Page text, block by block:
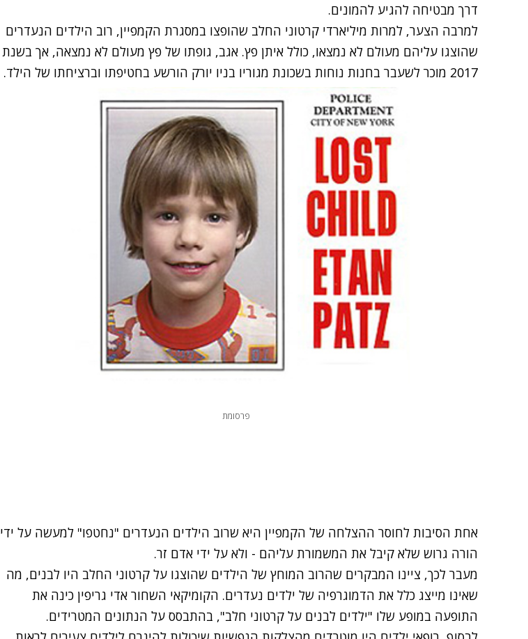
דרך מבטיחה להגיע להמונים.
למרבה הצער, למרות מיליארדי קרטוני החלב שהופצו במסגרת הקמפיין, רוב הילדים הנעדרים
שהוצגו עליהם מעולם לא נמצאו, כולל איתן פץ. אגב, גופתו של פץ מעולם לא נמצאה, אך בשנת
2017 מוכר לשעבר בחנות נוחות בשכונת מגוריו בניו יורק
הורשע בחטיפתו וברציחתו של הילד.
פרסומת
אחת הסיבות לחוסר ההצלחה של הקמפיין היא שרוב הילדים הנעדרים "נחטפו" למעשה על ידי
הורה גרוש שלא קיבל את המשמורת עליהם - ולא על ידי אדם זר.
מעבר לכך, ציינו המבקרים שהרוב המוחץ של הילדים שהוצגו על קרטוני החלב היו לבנים, מה
שאינו מייצג כלל את הדמוגרפיה של ילדים נעדרים. הקומיקאי השחור אדי גריפין כינה את
התופעה במופע שלו "ילדים לבנים על קרטוני חלב", בהתבסס על הנתונים המטרידים.